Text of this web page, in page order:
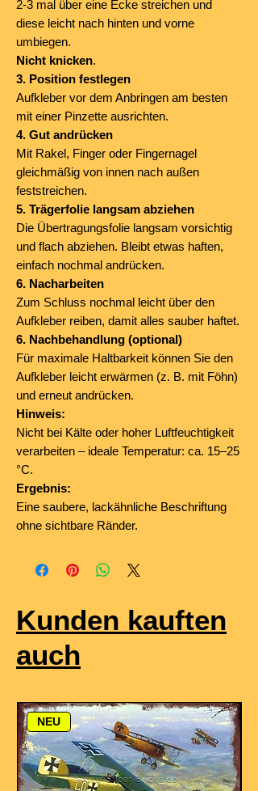
2-3 mal über eine Ecke streichen und
diese leicht nach hinten und vorne
umbiegen.
Nicht knicken.
3. Position festlegen
Aufkleber vor dem Anbringen am besten
mit einer Pinzette ausrichten.
4. Gut andrücken
Mit Rakel, Finger oder Fingernagel
gleichmäßig von innen nach außen
feststreichen.
5. Trägerfolie langsam abziehen
Die Übertragungsfolie langsam vorsichtig
und flach abziehen. Bleibt etwas haften,
einfach nochmal andrücken.
6. Nacharbeiten
Zum Schluss nochmal leicht über den
Aufkleber reiben, damit alles sauber haftet.
6. Nachbehandlung (optional)
Für maximale Haltbarkeit können Sie den
Aufkleber leicht erwärmen (z. B. mit Föhn)
und erneut andrücken.
Hinweis:
Nicht bei Kälte oder hoher Luftfeuchtigkeit
verarbeiten – ideale Temperatur: ca. 15–25
°C.
Ergebnis:
Eine saubere, lackähnliche Beschriftung
ohne sichtbare Ränder.
Kunden kauften
auch
NEU